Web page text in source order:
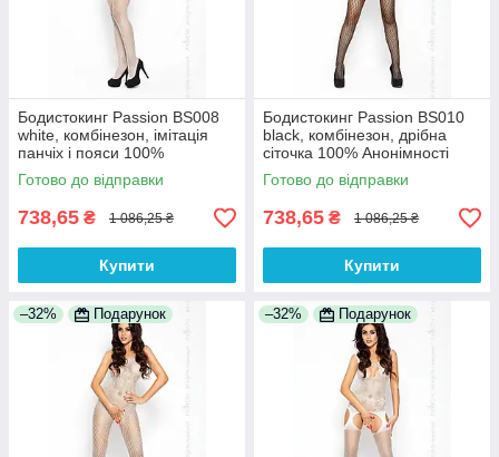
Бодистокинг Passion BS008
white, комбінезон, імітація
панчіх і пояси 100%
Анонімності
Готово до відправки
738,65 ₴ 1 086,25 ₴
Купити
Бодистокинг Passion BS010
black, комбінезон, дрібна
сіточка 100% Анонімності
Готово до відправки
738,65 ₴ 1 086,25 ₴
Купити
–32% Подарунок –32% Подарунок